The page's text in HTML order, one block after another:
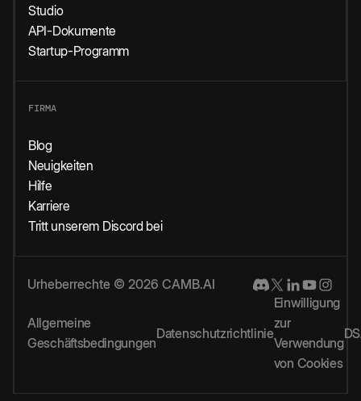
Studio
API-Dokumente
Startup-Programm
FIRMA
Blog
Neuigkeiten
Hilfe
Karriere
Tritt unserem Discord bei
Urheberrechte © 2026 CAMB.AI
Allgemeine
Geschäftsbedingungen
Datenschutzrichtlinie
Einwilligung
zur
Verwendung
von Cookies